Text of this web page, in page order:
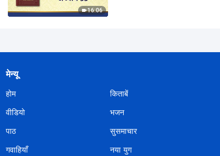
16:06
मेन्यू
होम
किताबें
वीडियो
भजन
पाठ
सुसमाचार
गवाहियाँ
नया युग